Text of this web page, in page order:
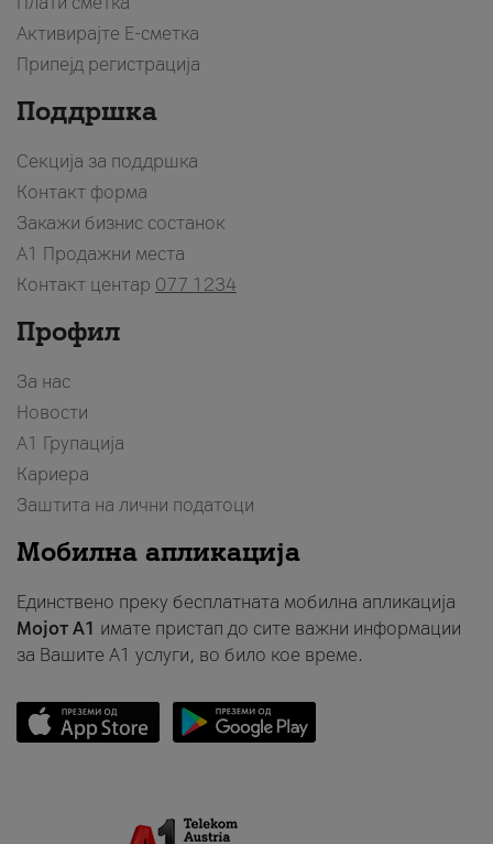
Активирајте Е-сметка
Припејд регистрација
Поддршка
Секција за поддршка
Контакт форма
Закажи бизнис состанок
A1 Продажни места
Контакт центар 077 1234
Профил
За нас
Новости
А1 Групација
Кариера
Заштита на лични податоци
Мобилна апликација
Единствено преку бесплатната мобилна апликација
Мојот A1 имате пристап до сите важни информации
за Вашите A1 услуги, во било кое време.